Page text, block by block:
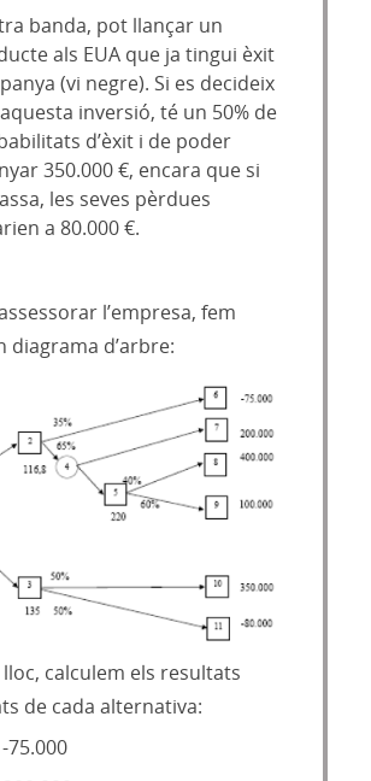
banda, pot llançar un
als EUA que ja tingui èxit
(vi negre). Si es decideix
inversió, té un 50% de
d’èxit i de poder
350.000 €, encara que si
les seves pèrdues
a 80.000 €.
l’empresa, fem
diagrama d’arbre:
lloc, calculem els resultats
de cada alternativa:
75.000